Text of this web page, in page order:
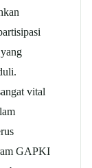
vital
GAPKI